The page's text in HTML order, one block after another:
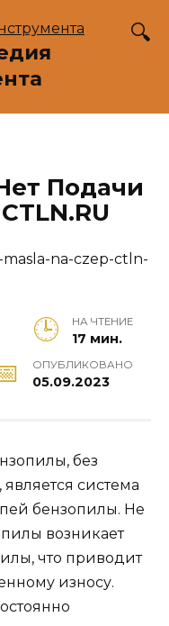
Подачи
НА ЧТЕНИЕ
17 мин.
ОПУБЛИКОВАНО
05.09.2023
без
система
бензопилы. Не
возникает
что приводит
износу.